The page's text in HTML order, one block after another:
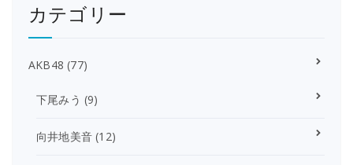
カテゴリー
AKB48 (77)
下尾みう (9)
向井地美音 (12)